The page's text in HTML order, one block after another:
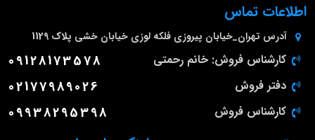
اطلاعات تماس
آدرس تهران_خیابان پیروزی فلکه لوزی خیابان خشی پلاک 1129
کارشناس فروش: خانم رحمتی 09128173578
دفتر فروش 02177989026
کارشناس فروش 09938295398